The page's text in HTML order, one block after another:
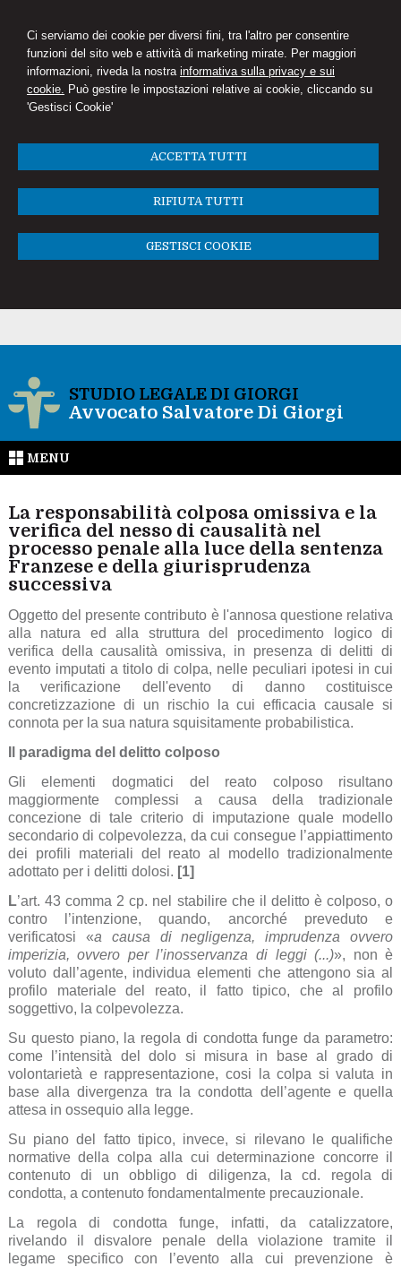
Ci serviamo dei cookie per diversi fini, tra l'altro per consentire
funzioni del sito web e attività di marketing mirate. Per maggiori
informazioni, riveda la nostra informativa sulla privacy e sui
cookie. Può gestire le impostazioni relative ai cookie, cliccando su
'Gestisci Cookie'
ACCETTA TUTTI
RIFIUTA TUTTI
GESTISCI COOKIE
STUDIO LEGALE DI GIORGI
Avvocato Salvatore Di Giorgi
MENU
La responsabilità colposa omissiva e la
verifica del nesso di causalità nel
processo penale alla luce della sentenza
Franzese e della giurisprudenza
successiva
Oggetto del presente contributo è l'annosa questione relativa
alla natura ed alla struttura del procedimento logico di
verifica della causalità omissiva, in presenza di delitti di
evento imputati a titolo di colpa, nelle peculiari ipotesi in cui
la verificazione dell'evento di danno costituisce
concretizzazione di un rischio la cui efficacia causale si
connota per la sua natura squisitamente probabilistica.
Il paradigma del delitto colposo
Gli elementi dogmatici del reato colposo risultano
maggiormente complessi a causa della tradizionale
concezione di tale criterio di imputazione quale modello
secondario di colpevolezza, da cui consegue l’appiattimento
dei profili materiali del reato al modello tradizionalmente
adottato per i delitti dolosi. [1]
L’art. 43 comma 2 cp. nel stabilire che il delitto è colposo, o
contro l’intenzione, quando, ancorché preveduto e
verificatosi «a causa di negligenza, imprudenza ovvero
imperizia, ovvero per l’inosservanza di leggi (...)», non è
voluto dall’agente, individua elementi che attengono sia al
profilo materiale del reato, il fatto tipico, che al profilo
soggettivo, la colpevolezza.
Su questo piano, la regola di condotta funge da parametro:
come l’intensità del dolo si misura in base al grado di
volontarietà e rappresentazione, cosi la colpa si valuta in
base alla divergenza tra la condotta dell’agente e quella
attesa in ossequio alla legge.
Su piano del fatto tipico, invece, si rilevano le qualifiche
normative della colpa alla cui determinazione concorre il
contenuto di un obbligo di diligenza, la cd. regola di
condotta, a contenuto fondamentalmente precauzionale.
La regola di condotta funge, infatti, da catalizzatore,
rivelando il disvalore penale della violazione tramite il
legame specifico con l’evento alla cui prevenzione è